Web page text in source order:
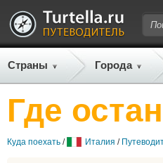
Страны Города
Где
Куда поехать / Италия /